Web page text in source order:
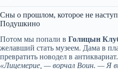
Сны о прошлом, которое не
Подушкино
Потом мы попали в Голицын
желавший стать музеем. Дама в
превратить новодел в антиквариат.
«Лицемерие, — ворчал Воин. — Я